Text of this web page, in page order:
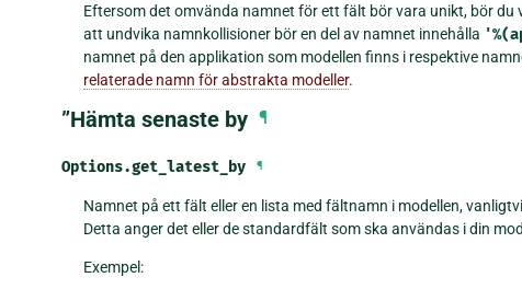
Eftersom det omvända namnet för ett fält bör vara unikt, bör
att undvika namnkollisioner bör en del av namnet innehålla
namnet på den applikation som modellen finns i respektive
relaterade namn för abstrakta modeller.
”Hämta senaste by ¶
Options.get_latest_by ¶
Namnet på ett fält eller en lista med fältnamn i modellen,
Detta anger det eller de standardfält som ska användas i din
Exempel: